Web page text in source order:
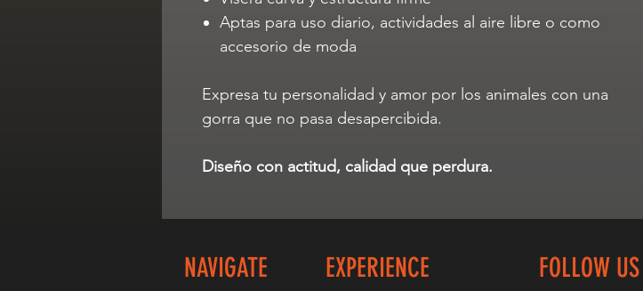
Aptas para uso diario, actividades al aire libre o como
accesorio de moda
Expresa tu personalidad y amor por los animales con una
gorra que no pasa desapercibida.
Diseño con actitud, calidad que perdura.
NAVIGATE EXPERIENCE FOLLOW US